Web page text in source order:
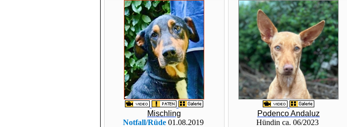
Mischling
Notfall/Rüde01.08.2019
Podenco Andaluz
Hündin ca. 06/2023